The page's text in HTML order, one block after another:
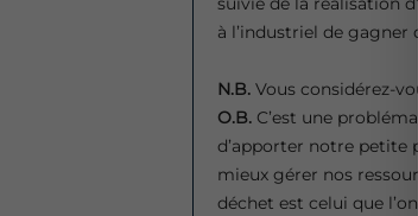
à l’industriel de gagner
N.B.Vous considérez-
O.B.C’est une
d’apporter notre petite
mieux gérer nos
déchet est celui que